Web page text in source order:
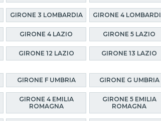
GIRONE 3 LOMBARDIA GIRONE 4
GIRONE 4 LAZIO GIRONE 5 LAZIO
GIRONE 12 LAZIO GIRONE 13 LAZIO
GIRONE F UMBRIA GIRONE G UMBRIA
GIRONE 4 EMILIA
ROMAGNA
GIRONE 5 EMILIA
ROMAGNA